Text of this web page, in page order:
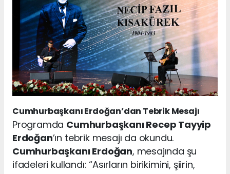
Cumhurbaşkanı Erdoğan’dan Tebrik Mesajı
Programda Cumhurbaşkanı Recep Tayyip
Erdoğan’ın tebrik mesajı da okundu.
Cumhurbaşkanı Erdoğan, mesajında şu
ifadeleri kullandı: “Asırların birikimini, şiirin,